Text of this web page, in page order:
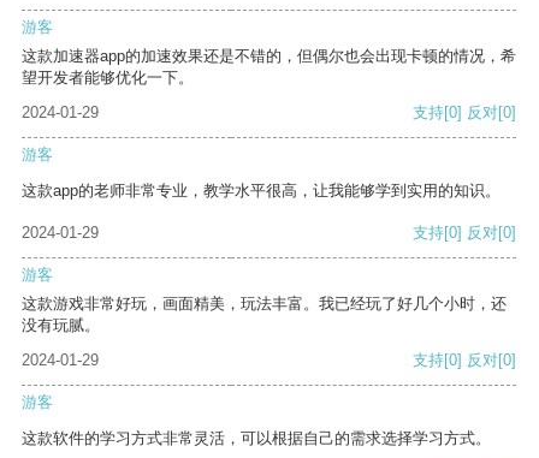
游客
这款加速器app的加速效果还是不错的，但偶尔也会出现卡顿的情况，希
望开发者能够优化一下。
2024-01-29
支持[0] 反对[0]
游客
这款app的老师非常专业，教学水平很高，让我能够学到实用的知识。
2024-01-29 支持[0] 反对[0]
游客
这款游戏非常好玩，画面精美，玩法丰富。我已经玩了好几个小时，还
没有玩腻。
2024-01-29
支持[0] 反对[0]
游客
这款软件的学习方式非常灵活，可以根据自己的需求选择学习方式。